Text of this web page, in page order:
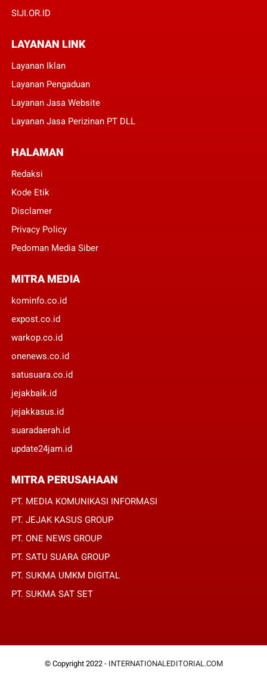
SIJI.OR.ID
LAYANAN LINK
Layanan Iklan
Layanan Pengaduan
Layanan Jasa Website
Layanan Jasa Perizinan PT DLL
HALAMAN
Redaksi
Kode Etik
Disclamer
Privacy Policy
Pedoman Media Siber
MITRA MEDIA
kominfo.co.id
expost.co.id
warkop.co.id
onenews.co.id
satusuara.co.id
jejakbaik.id
jejakkasus.id
suaradaerah.id
update24jam.id
MITRA PERUSAHAAN
PT. MEDIA KOMUNIKASI INFORMASI
PT. JEJAK KASUS GROUP
PT. ONE NEWS GROUP
PT. SATU SUARA GROUP
PT. SUKMA UMKM DIGITAL
PT. SUKMA SAT SET
© Copyright 2022 - INTERNATIONALEDITORIAL.COM